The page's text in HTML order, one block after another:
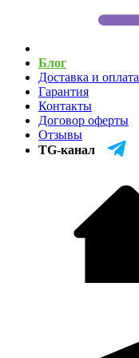
Блог
Доставка и оплата
Гарантия
Контакты
Договор оферты
Отзывы
TG-канал